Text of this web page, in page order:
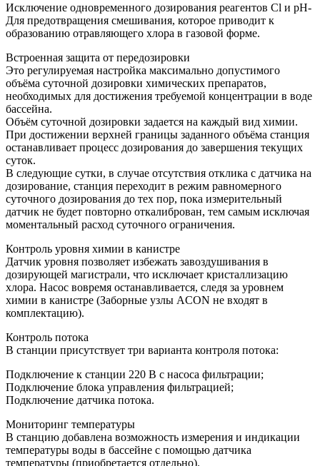
Исключение одновременного дозирования реагентов Cl и pH-
Для предотвращения смешивания, которое приводит к
образованию отравляющего хлора в газовой форме.
Встроенная защита от передозировки
Это регулируемая настройка максимально допустимого
объёма суточной дозировки химических препаратов,
необходимых для достижения требуемой концентрации в воде
бассейна.
Объём суточной дозировки задается на каждый вид химии.
При достижении верхней границы заданного объёма станция
останавливает процесс дозирования до завершения текущих
суток.
В следующие сутки, в случае отсутствия отклика с датчика на
дозирование, станция переходит в режим равномерного
суточного дозирования до тех пор, пока измерительный
датчик не будет повторно откалиброван, тем самым исключая
моментальный расход суточного ограничения.
Контроль уровня химии в канистре
Датчик уровня позволяет избежать завоздушивания в
дозирующей магистрали, что исключает кристаллизацию
хлора. Насос вовремя останавливается, следя за уровнем
химии в канистре (Заборные узлы ACON не входят в
комплектацию).
Контроль потока
В станции присутствует три варианта контроля потока:
Подключение к станции 220 В с насоса фильтрации;
Подключение блока управления фильтрацией;
Подключение датчика потока.
Мониторинг температуры
В станцию добавлена возможность измерения и индикации
температуры воды в бассейне с помощью датчика
температуры (приобретается отдельно).